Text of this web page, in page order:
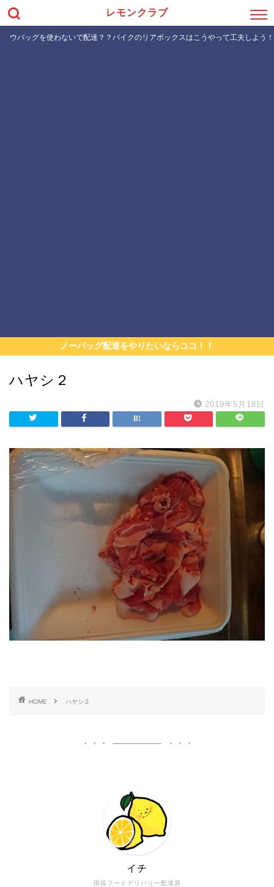
レモンクラブ
ウバッグを使わないで配達？？バイクのリアボックスはこうやって工夫しよう
ノーバッグ配達をやりたいならココ！！
ハヤシ２
2019年5月18日
HOME ハヤシ２
現役フードデリバリー配達員
イチ